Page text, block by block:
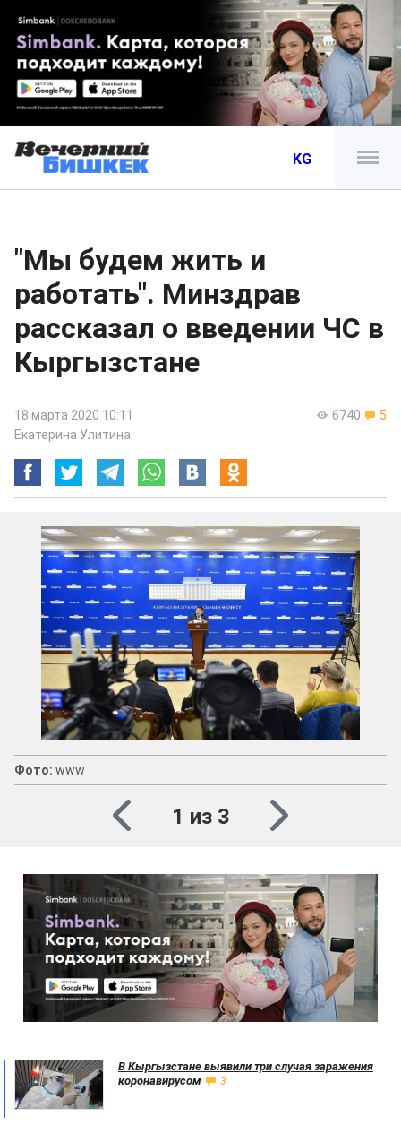
KG
"Мы будем жить и
работать". Минздрав
рассказал о введении ЧС в
Кыргызстане
6740 5
18 марта 2020 10:11
Екатерина Улитина
Фото: www
1 из 3
В Кыргызстане выявили три случая заражения
коронавирусом
3